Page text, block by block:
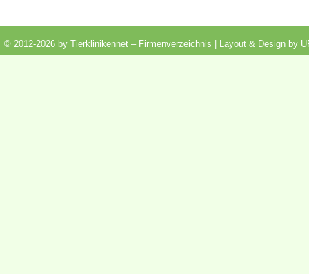
© 2012-2026 by Tierklinikennet – Firmenverzeichnis | Layout & Design by